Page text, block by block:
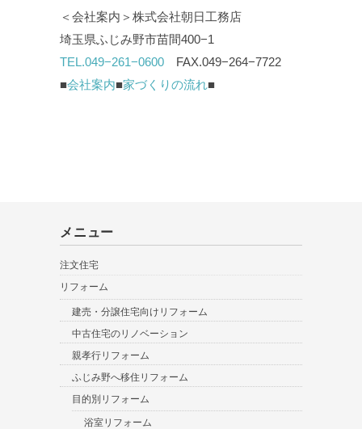
＜会社案内＞株式会社朝日工務店
埼玉県ふじみ野市苗間400−1
TEL.049−261−0600 FAX.049−264−7722
■会社案内■家づくりの流れ■
メニュー
注文住宅
リフォーム
建売・分譲住宅向けリフォーム
中古住宅のリノベーション
親孝行リフォーム
ふじみ野へ移住リフォーム
目的別リフォーム
浴室リフォーム